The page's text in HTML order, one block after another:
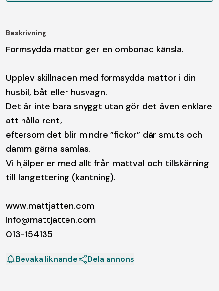
Beskrivning
Formsydda mattor ger en ombonad känsla.
Upplev skillnaden med formsydda mattor i din
husbil, båt eller husvagn.
Det är inte bara snyggt utan gör det även enklare
att hålla rent,
eftersom det blir mindre ”fickor” där smuts och
damm gärna samlas.
Vi hjälper er med allt från mattval och tillskärning
till langettering (kantning).
www.mattjatten.com
info@mattjatten.com
013-154135
Bevaka liknande Dela annons